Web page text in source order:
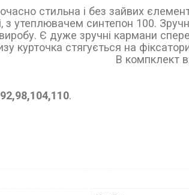
стильна і без зайвих
з утеплювачем синтепон 100.
Є дуже зручні кармани
внизу курточка
сумка у
і